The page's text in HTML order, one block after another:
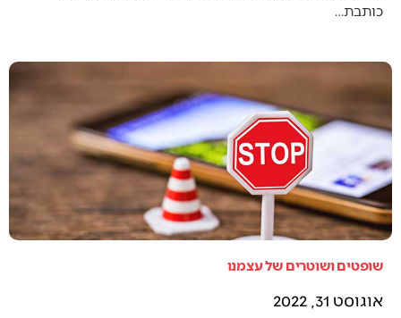
כותבת…
שופטים ושוטרים של עצמנו
אוגוסט 31, 2022